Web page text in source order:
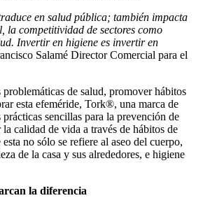
en salud pública; también impacta
la competitividad de sectores como
Invertir en higiene es invertir en
Salamé Director Comercial para el
problemáticas de salud, promover hábitos
esta efeméride, Tork®, una marca de
sencillas para la prevención de
calidad de vida a través de hábitos de
no sólo se refiere al aseo del cuerpo,
de la casa y sus alrededores, e higiene
la diferencia